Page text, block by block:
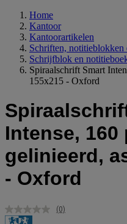
Home
Kantoor
Kantoorartikelen
Schriften, notitieblokken
Schrijfblok en
Spiraalschrift Smart
155x215 - Oxford
Intense, 160
gelinieerd,
- Oxford
Geen
(0)